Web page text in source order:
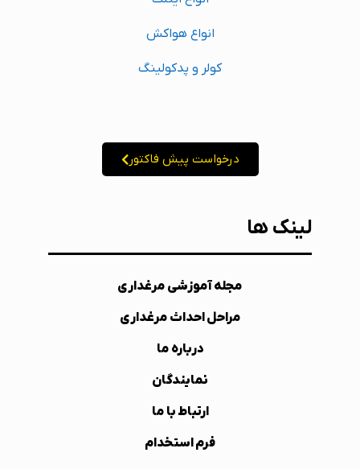
انواع هواکش
کولر و پدکولینگ
درخواست پیش فاکتور
لینک ها
مجله آموزشی مرغداری
مراحل احداث مرغداری
درباره ما
نمایندگان
ارتباط با ما
فرم استخدام